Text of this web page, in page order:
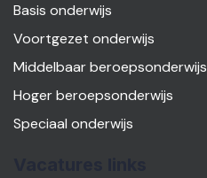
Basis onderwijs
Voortgezet onderwijs
Middelbaar beroepsonderwijs
Hoger beroepsonderwijs
Speciaal onderwijs